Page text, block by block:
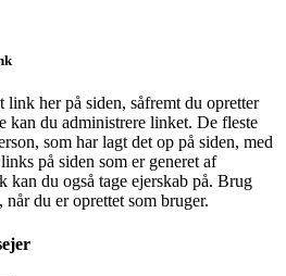
her på siden, såfremt du opretter
kan du administrere linket. De fleste
som har lagt det op på siden, med
på siden som er generet af
kan du også tage ejerskab på. Brug
du er oprettet som bruger.